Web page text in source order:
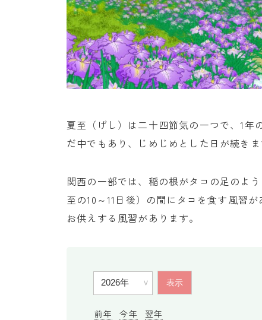
夏至（げし）は二十四節気の一つで、1年
だ中でもあり、じめじめとした日が続きま
関西の一部では、稲の根がタコの足のよ
至の10～11日後）の間にタコを食す風習
お供えする風習があります。
前年 今年 翌年